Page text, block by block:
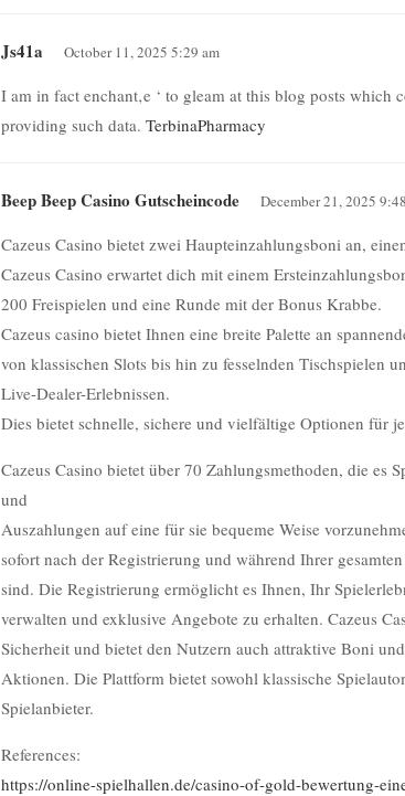
Js41a October 11, 2025 5:29 am
I am in fact enchant‚e ‘ to gleam at this blog posts
providing such data. TerbinaPharmacy
Beep Beep Casino Gutscheincode December 21, 2025
Cazeus Casino bietet zwei Haupteinzahlungsboni an,
Cazeus Casino erwartet dich mit einem
200 Freispielen und eine Runde mit der Bonus Krabbe.
Cazeus casino bietet Ihnen eine breite Palette an
von klassischen Slots bis hin zu fesselnden Tischspielen
Live-Dealer-Erlebnissen.
Dies bietet schnelle, sichere und vielfältige Optionen für
Cazeus Casino bietet über 70 Zahlungsmethoden, die es
und
Auszahlungen auf eine für sie bequeme Weise
sofort nach der Registrierung und während Ihrer
sind. Die Registrierung ermöglicht es Ihnen, Ihr
verwalten und exklusive Angebote zu erhalten. Cazeus
Sicherheit und bietet den Nutzern auch attraktive Boni und
Aktionen. Die Plattform bietet sowohl klassische
Spielanbieter.
References:
https://online-spielhallen.de/casino-of-gold-bewertung-